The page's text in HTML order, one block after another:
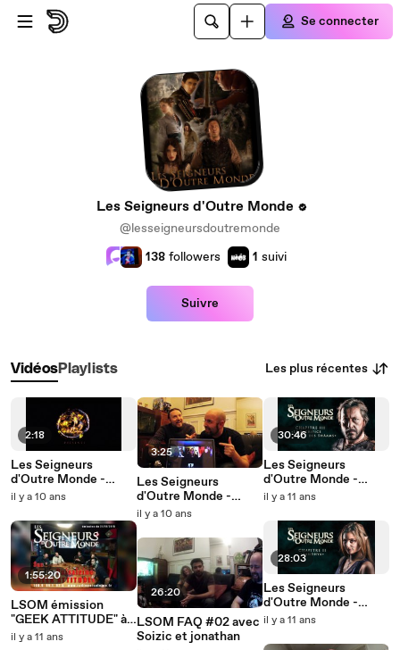
Passer au contenu principal
Se connecter
Les Seigneurs d'Outre Monde
@lesseigneursdoutremonde
138 followers 1 suivi
Suivre
VidéosPlaylists Les plus récentes
2:18
Les Seigneurs
d'Outre Monde -
Bande Annonce 2016
il y a 10 ans
1:55:20
LSOM émission
"GEEK ATTITUDE" à
radio Puisaleine
il y a 11 ans
3:25
Les Seigneurs
d'Outre Monde -
Projection Cinéma du
il y a 10 ans
26:20
LSOM FAQ #02 avec
Soizic et jonathan
30:46
Les Seigneurs
d'Outre Monde -
chapitre 3
il y a 11 ans
28:03
Les Seigneurs
d'Outre Monde -
chapitre 2
il y a 11 ans